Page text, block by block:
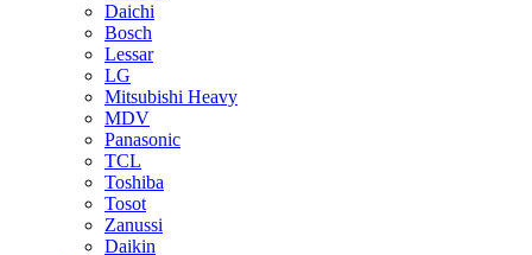
Daichi
Bosch
Lessar
LG
Mitsubishi Heavy
MDV
Panasonic
TCL
Toshiba
Tosot
Zanussi
Daikin